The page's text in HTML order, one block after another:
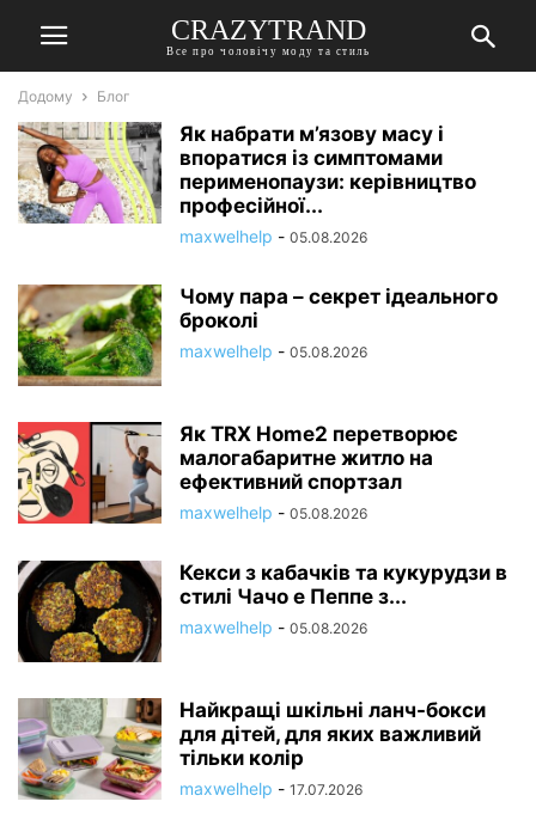
CRAZYTRAND
Все про чоловічу моду та стиль
Додому Блог
Як набрати м’язову масу і
впоратися із симптомами
перименопаузи: керівництво
професійної...
maxwelhelp - 05.08.2026
Чому пара – секрет ідеального
броколі
maxwelhelp - 05.08.2026
Як TRX Home2 перетворює
малогабаритне житло на
ефективний спортзал
maxwelhelp - 05.08.2026
Кекси з кабачків та кукурудзи в
стилі Чачо е Пеппе з...
maxwelhelp - 05.08.2026
Найкращі шкільні ланч-бокси
для дітей, для яких важливий
тільки колір
maxwelhelp - 17.07.2026